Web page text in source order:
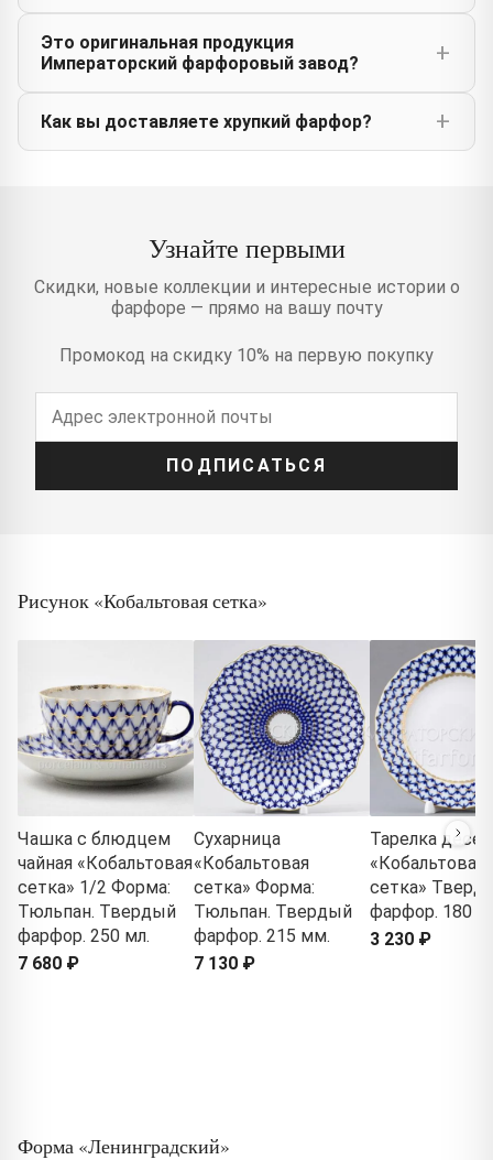
Это оригинальная продукция
Императорский фарфоровый завод?
Как вы доставляете хрупкий фарфор?
Узнайте первыми
Скидки, новые коллекции и интересные истории о
фарфоре — прямо на вашу почту
Промокод на скидку 10% на первую покупку
ПОДПИСАТЬСЯ
Рисунок «Кобальтовая сетка»
Чашка с блюдцем
чайная «Кобальтовая
сетка» 1/2 Форма:
Тюльпан. Твердый
фарфор. 250 мл.
7 680 ₽
Сухарница
«Кобальтовая
сетка» Форма:
Тюльпан. Твердый
фарфор. 215 мм.
7 130 ₽
Тарелка
«Кобальтовая
сетка»
фарфор. 180
3 230 ₽
Форма «Ленинградский»